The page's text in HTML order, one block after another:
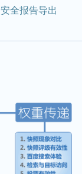
安全报告导出